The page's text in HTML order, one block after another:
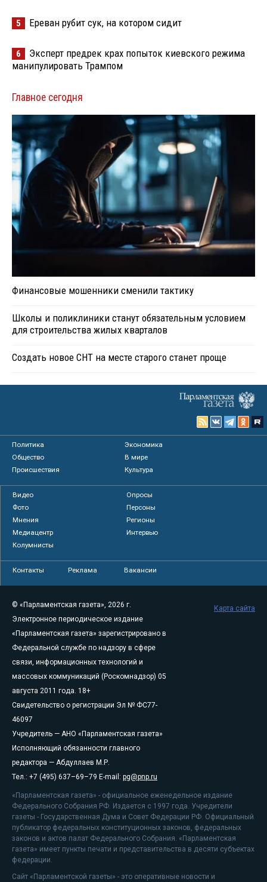
5 Ереван рубит сук, на котором сидит
6
Эксперт предрек крах попыток киевского режима
манипулировать Трампом
Главное сегодня
Финансовые мошенники сменили тактику
Школы и поликлиники станут обязательным условием
для строительства жилых кварталов
Создать новое СНТ на месте старого станет проще
Политика
Экономика
Общество
В мире
Происшествия
Культура
Видео
Опросы
Фото
Персоны
Мнения
Регионы
Медиацентр
Интервью
Колумнисты
Контакты Реклама Вакансии
© «Парламентская газета», 2026 г.
Электронное периодическое издание
«Парламентская газета» зарегистрировано в
Федеральной службе по надзору в сфере
связи, информационных технологий и
массовых коммуникаций (Роскомнадзор) 05
августа 2011 года. 18+
Свидетельство о регистрации Эл № ФС77-
46097
Учредитель — АНО «Парламентская газета»
Исполняющий обязанности главного
редактора — Абдуллаев М.Р.
Тел.: +7 (495) 637–69–79 E-mail: pg@pnp.ru
«Парламентская газета» - официальное еженедельное издание
Федерального Собрания РФ. Издается с 1997 года. Учредители
газеты - Государственная Дума и Совет Федерации РФ. Официальный
публикатор федеральных конституционных законов, федеральных
законов и актов палат Федерального Собрания. «Парламентская
газета» имеет пункты печати и представительства в десяти субъектах
федерации.
Сайт «Парламентской газеты» - это оперативные новости и
Карта сайта